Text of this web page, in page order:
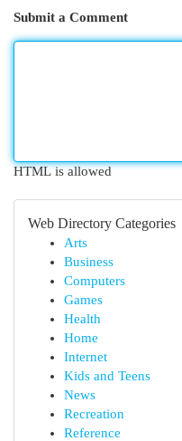
Submit a Comment
HTML is allowed
Web Directory Categories
Arts
Business
Computers
Games
Health
Home
Internet
Kids and Teens
News
Recreation
Reference